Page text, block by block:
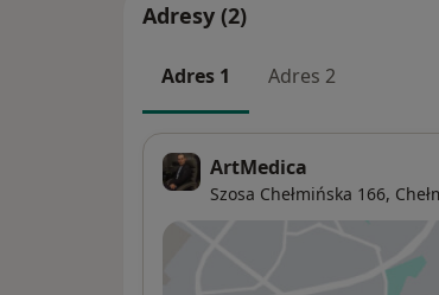
Adresy (2)
Adres 1 Adres 2
ArtMedica
Szosa Chełmińska 166,